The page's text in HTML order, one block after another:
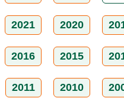
2021 2020
2016 2015
2011 2010